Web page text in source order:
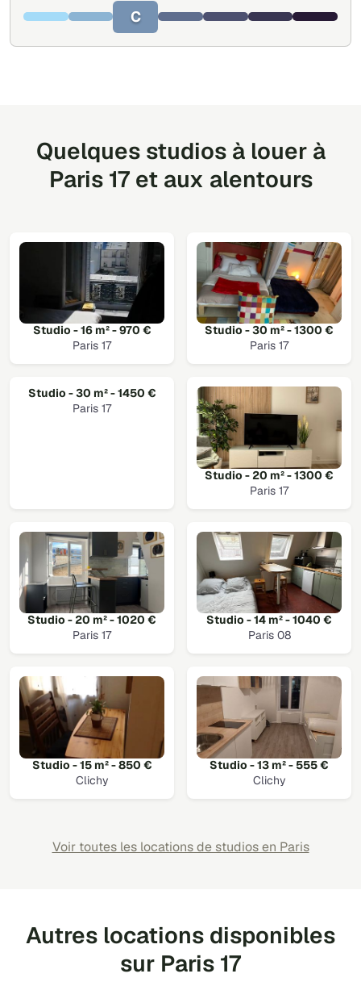
C
Quelques studios à louer à
Paris 17 et aux alentours
Studio - 16 m² - 970 €
Paris 17
Studio - 30 m² - 1300 €
Paris 17
Studio - 30 m² - 1450 €
Paris 17
Studio - 20 m² - 1300 €
Paris 17
Studio - 20 m² - 1020 €
Paris 17
Studio - 14 m² - 1040 €
Paris 08
Studio - 15 m² - 850 €
Clichy
Studio - 13 m² - 555 €
Clichy
Voir toutes les locations de studios en Paris
Autres locations disponibles
sur Paris 17